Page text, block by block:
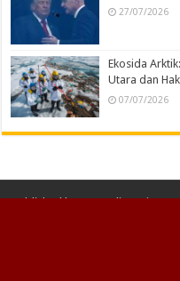
27/07/2026
Ekosida
Utara dan
07/07/2026
Published byPT Media Maju